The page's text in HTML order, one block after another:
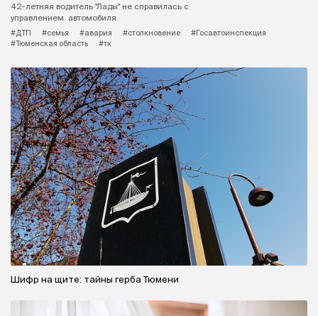
42-летняя водитель "Лады" не справилась с
управлением автомобиля.
#ДТП
#семья #авария #столкновение
#Госавтоинспекция
#Тюменская область
#тк
Шифр на щите: тайны герба Тюмени